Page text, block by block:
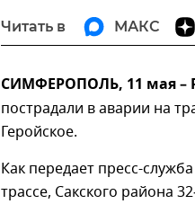
Читать в МАКС
СИМФЕРОПОЛЬ, 11 мая –
пострадали в аварии на
Геройское.
Как передает пресс-
трассе, Сакского района